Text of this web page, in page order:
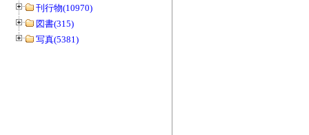
刊行物(10970)
図書(315)
写真(5381)